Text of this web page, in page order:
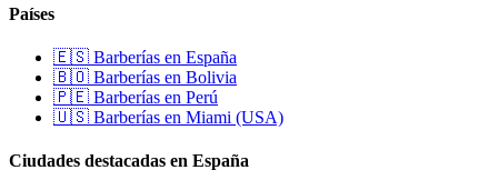
Países
🇪🇸 Barberías en España
🇧🇴 Barberías en Bolivia
🇵🇪 Barberías en Perú
🇺🇸 Barberías en Miami (USA)
Ciudades destacadas en España